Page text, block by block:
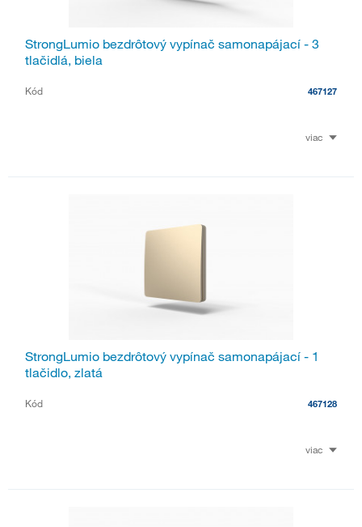
StrongLumio bezdrôtový vypínač samonapájací - 3
tlačidlá, biela
Kód 467127
viac
StrongLumio bezdrôtový vypínač samonapájací - 1
tlačidlo, zlatá
Kód 467128
viac